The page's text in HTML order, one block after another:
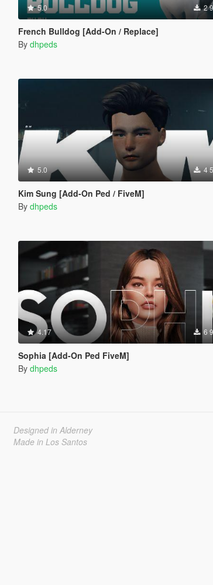
5.0 2
French Bulldog [Add-On / Replace]
By dhpeds
5.0 4
Kim Sung [Add-On Ped / FiveM]
By dhpeds
4.17 6
Sophia [Add-On Ped FiveM]
By dhpeds
Designed in Alderney
Made in Los Santos